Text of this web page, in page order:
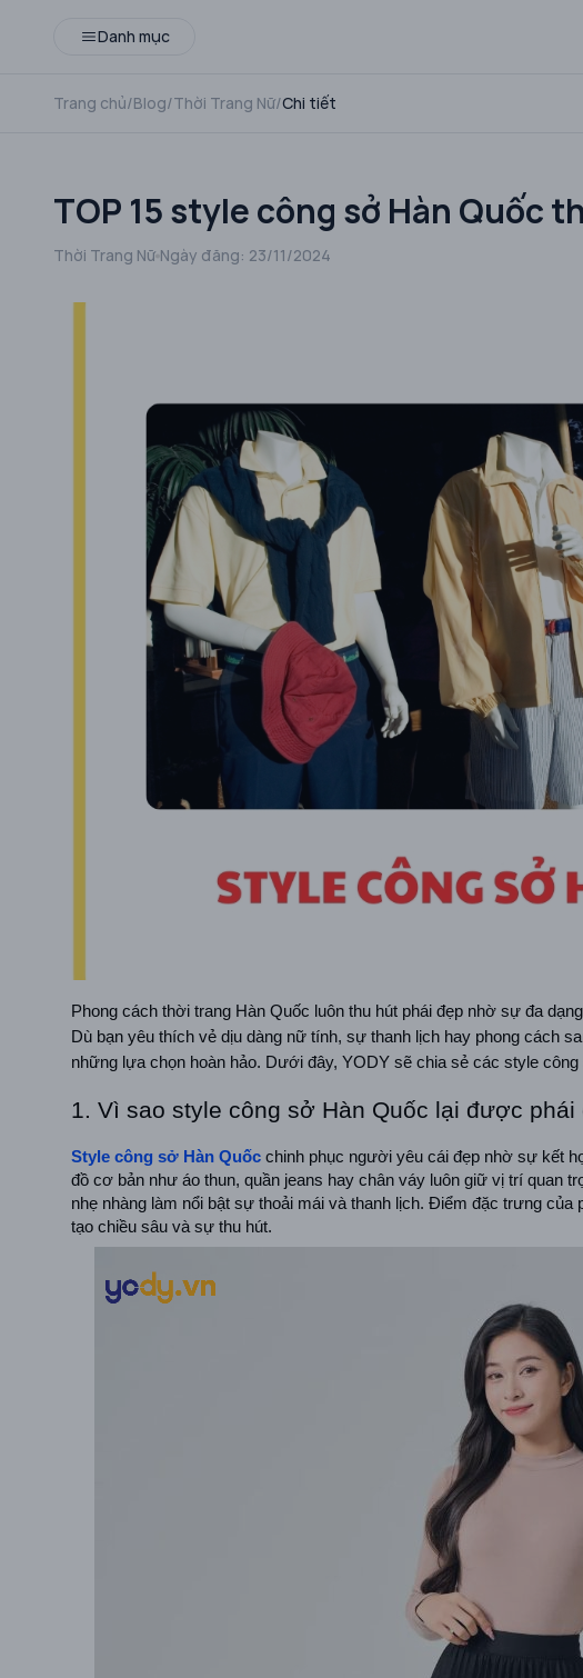
Danh mục
Trang chủ/Blog/Thời Trang Nữ/Chi tiết
TOP 15 style công sở Hàn Quốc
Thời Trang Nữ Ngày đăng: 23/11/2024
Phong cách thời trang Hàn Quốc luôn thu hút phái đẹp nhờ sự đa
Dù bạn yêu thích vẻ dịu dàng nữ tính, sự thanh lịch hay phong cách
những lựa chọn hoàn hảo. Dưới đây, YODY sẽ chia sẻ các style
1. Vì sao style công sở Hàn Quốc lại được phái
Style công sở Hàn Quốc chinh phục người yêu cái đẹp nhờ sự kết
đồ cơ bản như áo thun, quần jeans hay chân váy luôn giữ vị trí quan
nhẹ nhàng làm nổi bật sự thoải mái và thanh lịch. Điểm đặc trưng
tạo chiều sâu và sự thu hút.